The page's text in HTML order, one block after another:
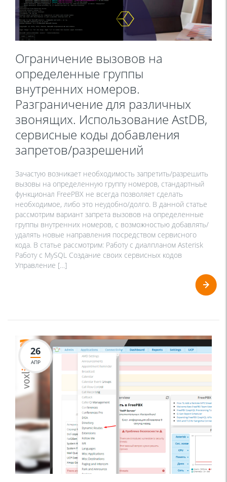
Ограничение вызовов на
определенные группы
внутренних номеров.
Разграничение для различных
звонящих. Использование AstDB,
сервисные коды добавления
запретов/разрешений
Зачастую возникает необходимость запретить/разрешить
вызовы на определенную группу номеров, стандартный
функционал FreePBX не всегда позволяет сделать
необходимое, либо это неудобно/долго. В данной статье
рассмотрим вариант запрета вызовов на определенные
группы внутренних номеров, с возможностью добавлять/
удалять новые направления посредством сервисного
кода. В статье рассмотрим: Работу с диалпланом Asterisk
Работу с MySQL Создание своих сервисных кодов
Управление […]
26
АПР